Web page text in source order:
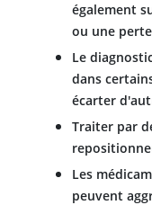
également
ou une
Le
dans
écarter
Traiter par
Les
peuvent